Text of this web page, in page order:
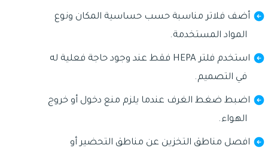
أضف فلاتر مناسبة حسب حساسية المكان ونوع
المواد المستخدمة.
استخدم فلتر HEPA فقط عند وجود حاجة فعلية له
في التصميم.
اضبط ضغط الغرف عندما يلزم منع دخول أو خروج
الهواء.
افصل مناطق التخزين عن مناطق التحضير أو